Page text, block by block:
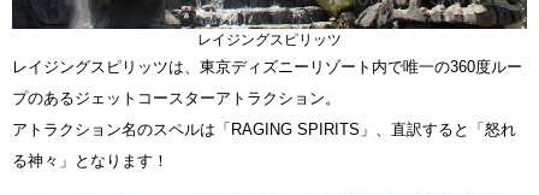
レイジングスピリッツ
レイジングスピリッツは、東京ディズニーリゾート内で唯一の360度ルー
プのあるジェットコースターアトラクション。
アトラクション名のスペルは「RAGING SPIRITS」、直訳すると「怒れ
る神々」となります！